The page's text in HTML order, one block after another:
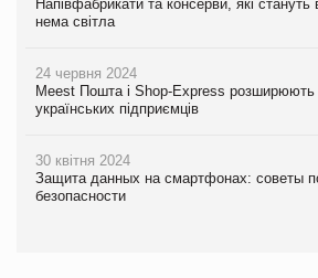
Напівфабрикати та консерви, які стануть
нема світла
24 червня 2024
Meest Пошта і Shop-Express розширюють
українських підприємців
30 квітня 2024
Защита данных на смартфонах: советы
безопасности